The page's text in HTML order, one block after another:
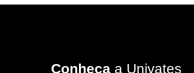
Conheça a Univates